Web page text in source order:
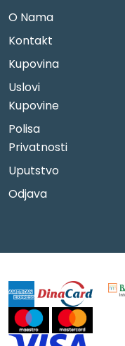
O Nama
Kontakt
Kupovina
Uslovi
Kupovine
Polisa
Privatnosti
Uputstvo
Odjava